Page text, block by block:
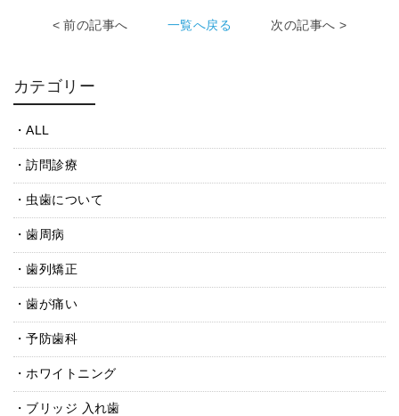
< 前の記事へ 一覧へ戻る 次の記事へ >
カテゴリー
ALL
訪問診療
虫歯について
歯周病
歯列矯正
歯が痛い
予防歯科
ホワイトニング
ブリッジ 入れ歯